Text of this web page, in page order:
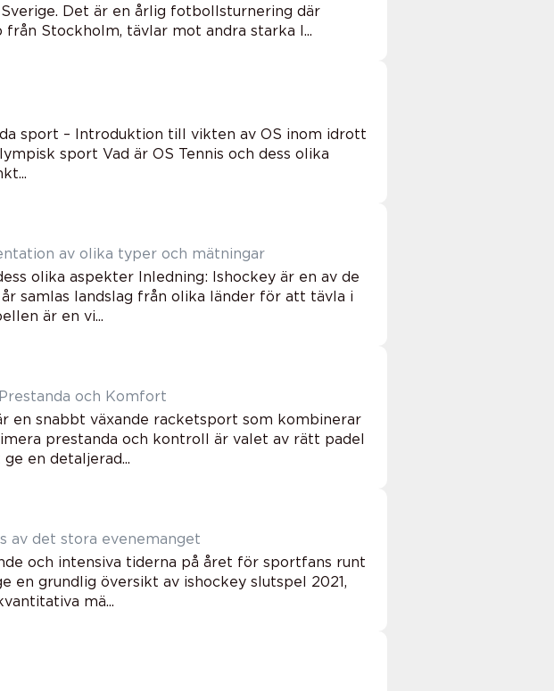
Det är en årlig fotbollsturnering där
Stockholm, tävlar mot andra starka l...
sport – Introduktion till vikten av OS inom idrott
sport Vad är OS Tennis och dess olika
av olika typer och mätningar
olika aspekter Inledning: Ishockey är en av de
samlas landslag från olika länder för att tävla i
är en vi...
och Komfort
en snabbt växande racketsport som kombinerar
prestanda och kontroll är valet av rätt padel
en detaljerad...
av det stora evenemanget
och intensiva tiderna på året för sportfans runt
en grundlig översikt av ishockey slutspel 2021,
mä...